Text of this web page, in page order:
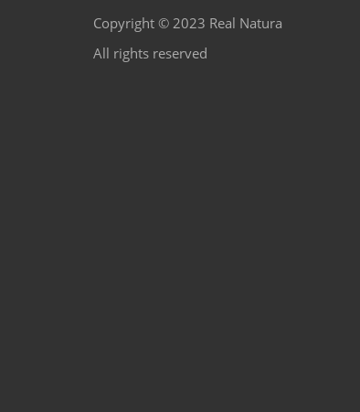
Copyright © 2023 Real Natura
All rights reserved